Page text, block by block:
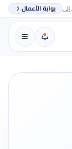
بوابة الأعمال